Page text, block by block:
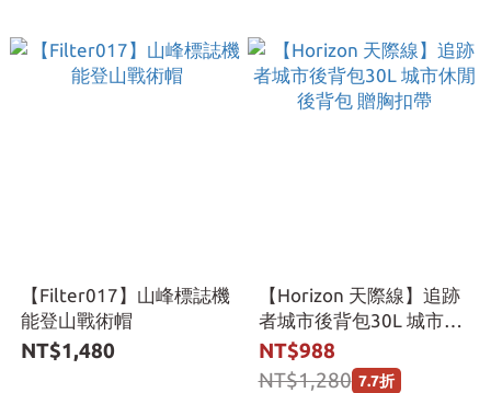
【Filter017】山峰標誌機
能登山戰術帽
NT$1,480
【Horizon 天際線】追跡
者城市後背包30L 城市休
閒後背包 贈胸扣帶
NT$988
NT$1,280 7.7折